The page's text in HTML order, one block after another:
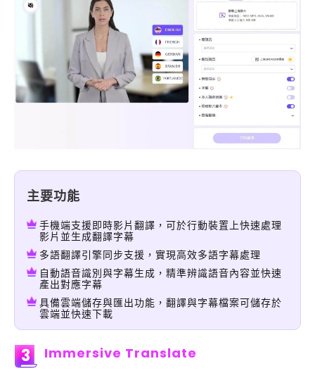
主要功能
手機端支援即時影片翻譯，可於行動裝置上快速處理
影片並生成翻譯字幕
多語翻譯引擎同步支援，實現高效多語字幕處理
自動語音識別與字幕生成，精準辨識語音內容並快速
產出對應字幕
具備雲端儲存與匯出功能，翻譯與字幕檔案可儲存於
雲端並快速下載
3 Immersive Translate